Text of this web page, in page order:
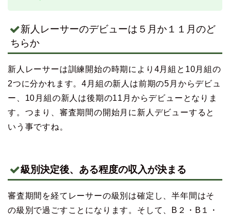
新人レーサーのデビューは５月か１１月のど
ちらか
新人レーサーは訓練開始の時期により4月組と10月組の
2つに分かれます。4月組の新人は前期の5月からデビュ
ー、10月組の新人は後期の11月からデビューとなりま
す。つまり、審査期間の開始月に新人デビューすると
いう事ですね。
級別決定後、ある程度の収入が決まる
審査期間を経てレーサーの級別は確定し、半年間はそ
の級別で過ごすことになります。そして、B２・B１・